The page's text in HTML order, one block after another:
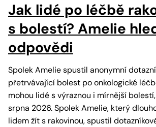
Jak lidé po léčbě
s bolestí? Amelie
odpovědi
Spolek Amelie spustil anonymní
přetrvávající bolest po onkologické
mohou lidé s výraznou i mírnější
srpna 2026. Spolek Amelie, který
lidem žít s rakovinou, spustil